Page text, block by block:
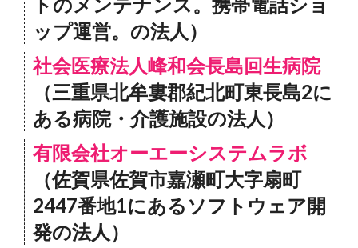
ップ運営。の法人）
社会医療法人峰和会長島回生病院
（三重県北牟婁郡紀北町東長島2に
ある病院・介護施設の法人）
有限会社オーエーシステムラボ
（佐賀県佐賀市嘉瀬町大字扇町
2447番地1にあるソフトウェア開
発の法人）